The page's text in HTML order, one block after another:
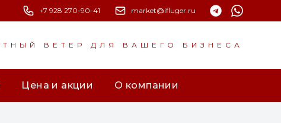
+7 928 270-90-41 market@ifluger.ru
ВЕТЕР ДЛЯ ВАШЕГО БИЗНЕСА
Цена и акции О компании